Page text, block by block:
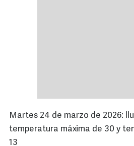
Martes 24 de marzo de 2026:
temperatura máxima de 30 y
13